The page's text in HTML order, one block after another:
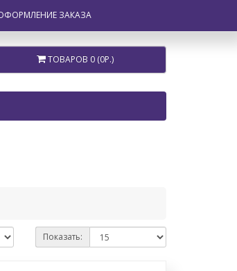
ЗАКАЗА
ТОВАРОВ 0 (0Р.)
Показать: